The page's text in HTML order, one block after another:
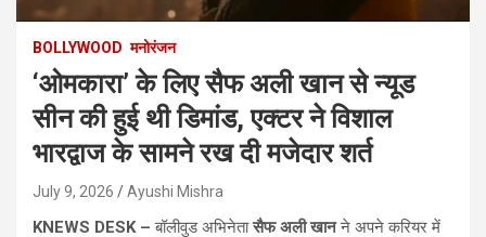
BOLLYWOOD मनोरंजन
‘ओमकारा’ के लिए सैफ अली खान से न्यूड
सीन की हुई थी डिमांड, एक्टर ने विशाल
भारद्वाज के सामने रख दी मजेदार शर्त
July 9, 2026 Ayushi Mishra
KNEWS DESK – बॉलीवुड अभिनेतासैफ अली खानने अपने करियर में